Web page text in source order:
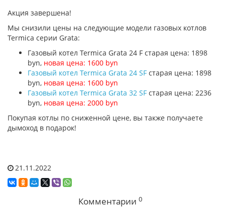
Акция завершена!
Мы снизили цены на следующие модели газовых котлов
Termica серии Grata:
Газовый котел Termica Grata 24 F старая цена: 1898
byn, новая цена: 1600 byn
Газовый котел Termica Grata 24 SF старая цена: 1898
byn, новая цена: 1600 byn
Газовый котел Termica Grata 32 SF старая цена: 2236
byn, новая цена: 2000 byn
Покупая котлы по сниженной цене, вы также получаете
дымоход в подарок!
21.11.2022
Комментарии 0